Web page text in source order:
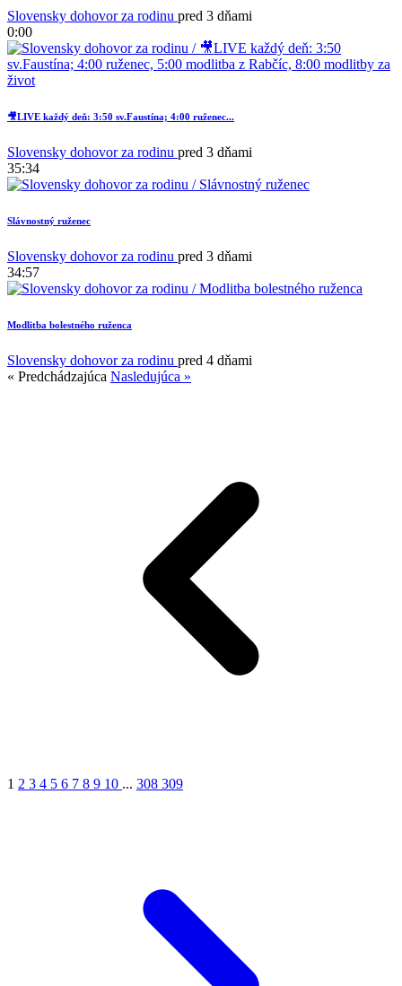
Slovensky dohovor za rodinu pred 3 dňami
0:00
🎥LIVE každý deň: 3:50 sv.Faustína; 4:00 ruženec...
Slovensky dohovor za rodinu pred 3 dňami
35:34
Slávnostný ruženec
Slovensky dohovor za rodinu pred 3 dňami
34:57
Modlitba bolestného ruženca
Slovensky dohovor za rodinu pred 4 dňami
« Predchádzajúca Nasledujúca »
1 2 3 4 5 6 7 8 9 10 ... 308 309